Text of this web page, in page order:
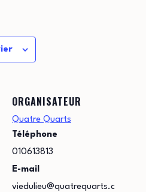
ORGANISATEUR
Quatre Quarts
Téléphone
010613813
E-mail
viedulieu@quatrequarts.c